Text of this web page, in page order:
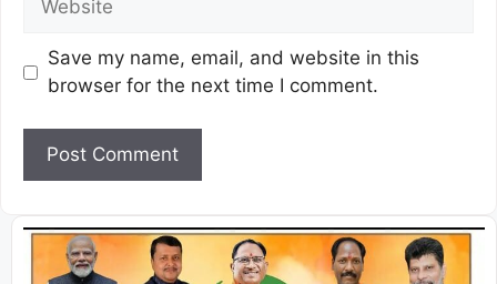
Save my name, email, and website in this
browser for the next time I comment.